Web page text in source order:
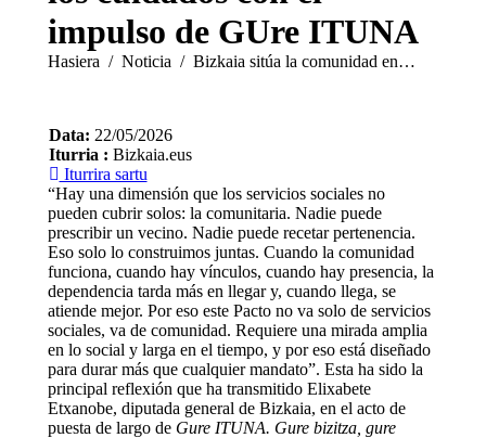
impulso de GUre ITUNA
You are here:
Hasiera Noticia Bizkaia sitúa la comunidad en…
Data: 22/05/2026
Iturria : Bizkaia.eus
Iturrira sartu
“Hay una dimensión que los servicios sociales no
pueden cubrir solos: la comunitaria. Nadie puede
prescribir un vecino. Nadie puede recetar pertenencia.
Eso solo lo construimos juntas. Cuando la comunidad
funciona, cuando hay vínculos, cuando hay presencia, la
dependencia tarda más en llegar y, cuando llega, se
atiende mejor. Por eso este Pacto no va solo de servicios
sociales, va de comunidad. Requiere una mirada amplia
en lo social y larga en el tiempo, y por eso está diseñado
para durar más que cualquier mandato”. Esta ha sido la
principal reflexión que ha transmitido Elixabete
Etxanobe, diputada general de Bizkaia, en el acto de
puesta de largo de Gure ITUNA. Gure bizitza, gure